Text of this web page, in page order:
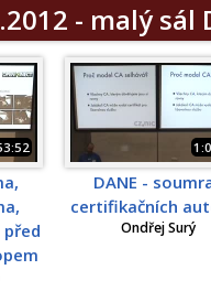
- malý sál
DANE -
certifikačních
Ondřej Surý